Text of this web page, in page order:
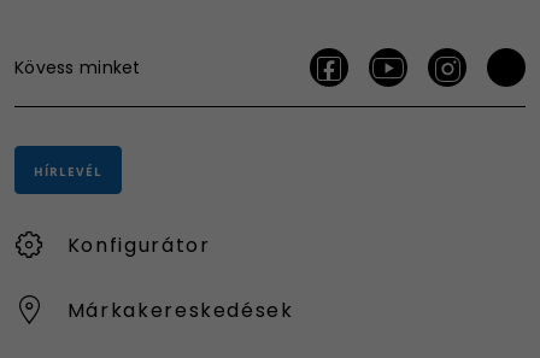
Kövess minket
HÍRLEVÉL
Konfigurátor
Márkakereskedések